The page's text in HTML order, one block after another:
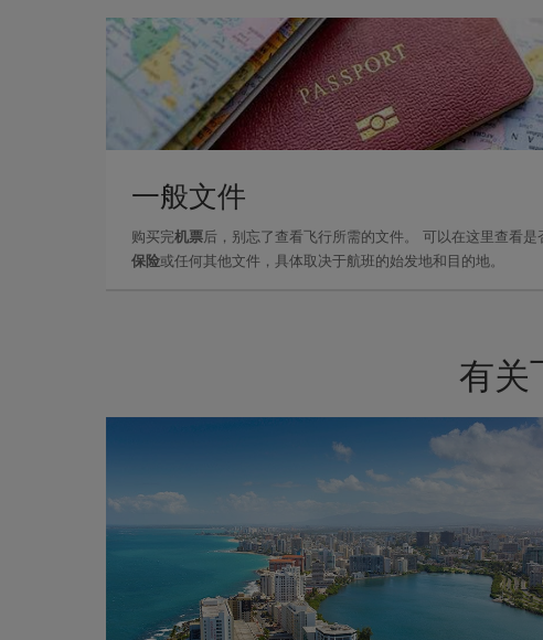
一般文件
购买完机票后，别忘了查看飞行所需的文件。 可以在这里查看是
保险或任何其他文件，具体取决于航班的始发地和目的地。
有关